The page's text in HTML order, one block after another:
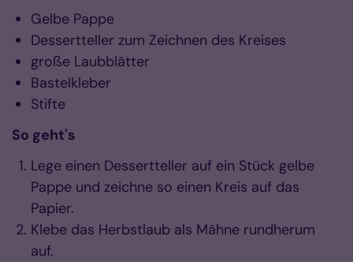
Gelbe Pappe
Dessertteller zum Zeichnen des Kreises
große Laubblätter
Bastelkleber
Stifte
So geht's
Lege einen Dessertteller auf ein Stück gelbe
Pappe und zeichne so einen Kreis auf das
Papier.
Klebe das Herbstlaub als Mähne rundherum
auf.